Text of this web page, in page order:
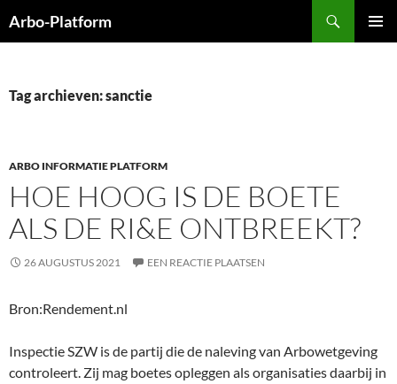
naar
Arbo-Platform
Tag archieven: sanctie
ARBO INFORMATIE PLATFORM
HOE HOOG IS DE BOETE
ALS DE RI&E ONTBREEKT?
26 AUGUSTUS 2021 EEN REACTIE PLAATSEN
Bron:Rendement.nl
Inspectie SZW is de partij die de naleving van Arbowetgeving
controleert. Zij mag boetes opleggen als organisaties daarbij in